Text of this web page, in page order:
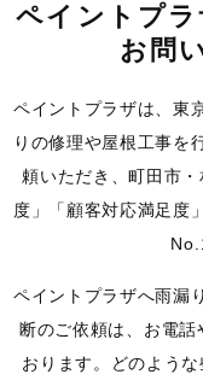
ペイントプラ
お問
ペイントプラザは、東
りの修理や屋根工事を
頼いただき、町田市
度」「顧客対応満足度
ペイントプラザへ雨漏
断のご依頼は、お電
おります。どのよう